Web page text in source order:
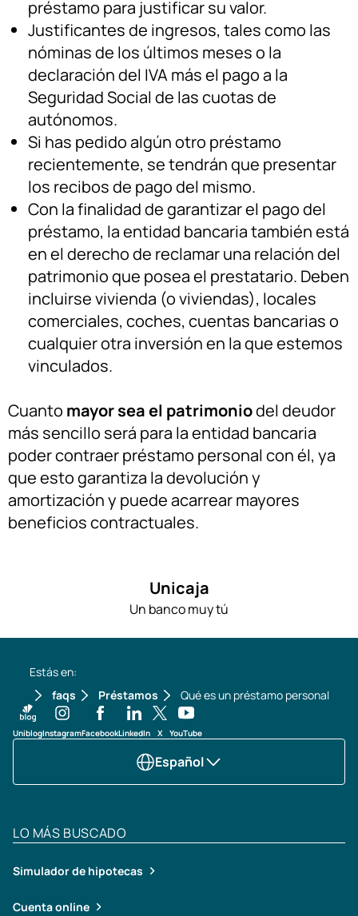
préstamo para justificar su valor.
Justificantes de ingresos, tales como las
nóminas de los últimos meses o la
declaración del IVA más el pago a la
Seguridad Social de las cuotas de
autónomos.
Si has pedido algún otro préstamo
recientemente, se tendrán que presentar
los recibos de pago del mismo.
Con la finalidad de garantizar el pago del
préstamo, la entidad bancaria también está
en el derecho de reclamar una relación del
patrimonio que posea el prestatario. Deben
incluirse vivienda (o viviendas), locales
comerciales, coches, cuentas bancarias o
cualquier otra inversión en la que estemos
vinculados.
Cuanto mayor sea el patrimoniodel deudor
más sencillo será para la entidad bancaria
poder contraer préstamo personal con él, ya
que esto garantiza la devolución y
amortización y puede acarrear mayores
beneficios contractuales.
Unicaja
Un banco muy tú
Estás en:
faqs
Préstamos Qué es un préstamo personal
UniblogInstagramFacebookLinkedIn X YouTube
Español
LO MÁS BUSCADO
Simulador de hipotecas
Cuenta online